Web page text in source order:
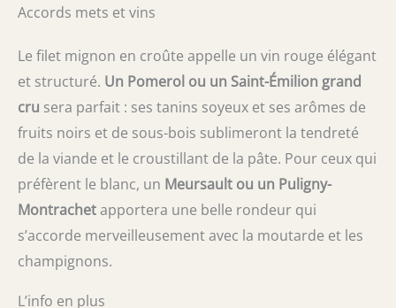
Accords mets et vins
Le filet mignon en croûte appelle un vin rouge élégant
et structuré. Un Pomerol ou un Saint-Émilion grand
cru sera parfait : ses tanins soyeux et ses arômes de
fruits noirs et de sous-bois sublimeront la tendreté
de la viande et le croustillant de la pâte. Pour ceux qui
préfèrent le blanc, un Meursault ou un Puligny-
Montrachetapportera une belle rondeur qui
s’accorde merveilleusement avec la moutarde et les
champignons.
L’info en plus